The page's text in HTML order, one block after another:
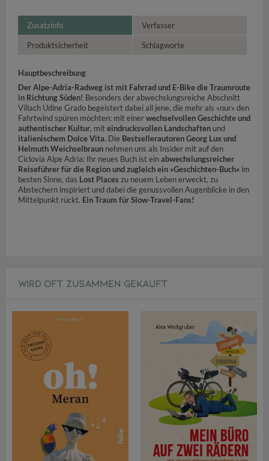
Zusatzinfo Verfasser
Produktsicherheit Schlagworte
Hauptbeschreibung
Der Alpe-Adria-Radweg ist mit Fahrrad und E-Bike die Traumroute
in Richtung Süden! Besonders der abwechslungsreiche Abschnitt
Villach Udine Grado begeistert dabei all jene, die mehr als »nur« den
Fahrtwind spüren möchten: mit einerwechselvollen Geschichte und
authentischer Kultur, miteindrucksvollen Landschaften und
italienischem Dolce Vita. Die Bestsellerautoren Georg Lux und
Helmuth Weichselbraun nehmen uns als Insider mit auf den
Ciclovia Alpe Adria: Ihr neues Buch ist einabwechslungsreicher
Reiseführer für die Region und zugleich ein »Geschichten-Buch« im
besten Sinne, das Lost Places zu neuem Leben erweckt, zu
Abstechern inspiriert und dabei die genussvollen Augenblicke in den
Mittelpunkt rückt. Ein Traum für Slow-Travel-Fans!
WIRD OFT ZUSAMMEN GEKAUFT